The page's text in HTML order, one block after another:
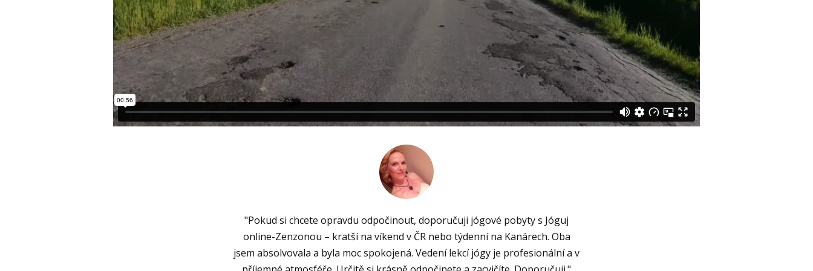
"Pokud si chcete opravdu odpočinout, doporučuji jógové pobyty s Jóguj
online-Zenzonou – kratší na víkend v ČR nebo týdenní na Kanárech. Oba
jsem absolvovala a byla moc spokojená. Vedení lekcí jógy je profesionální a v